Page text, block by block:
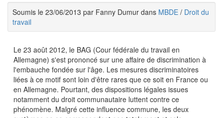
Soumis le 23/06/2013 par Fanny Dumur dans MBDE / Droit du
travail
Le 23 août 2012, le BAG (Cour fédérale du travail en
Allemagne) s'est prononcé sur une affaire de discrimination à
l'embauche fondée sur l'âge. Les mesures discriminatoires
liées à ce motif sont loin d'être rares que ce soit en France ou
en Allemagne. Pourtant, des dispositions légales issues
notamment du droit communautaire luttent contre ce
phénomène. Malgré cette influence commune, les deux